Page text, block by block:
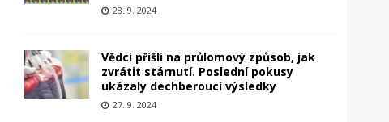
28. 9. 2024
Vědci přišli na průlomový způsob, jak
zvrátit stárnutí. Poslední pokusy
ukázaly dechberoucí výsledky
27. 9. 2024